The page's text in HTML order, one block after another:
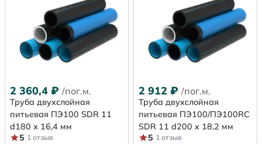
2 360,4 ₽ /пог.м.
Труба двухслойная
питьевая ПЭ100 SDR 11
d180 х 16,4 мм
5 1 отзыв
2 912 ₽ /пог.м.
Труба двухслойная
питьевая ПЭ100/ПЭ100RC
SDR 11 d200 х 18,2 мм
5 1 отзыв